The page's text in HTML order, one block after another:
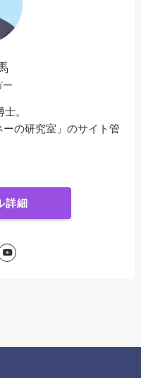
ー
。
の研究室」のサイト管
詳細